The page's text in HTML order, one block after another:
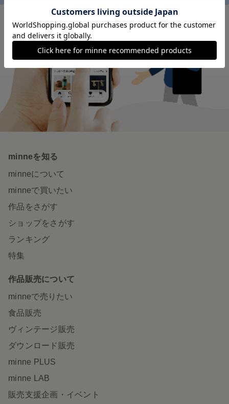
minneを知る
minneについて
minneで買いたい
作品をさがす
ショップをさがす
ランキング
特集
作品販売について
minneで売りたい
食品販売
ヴィンテージ販売
ダウンロード販売
minne PLUS
minne LAB
販売支援企画・イベント